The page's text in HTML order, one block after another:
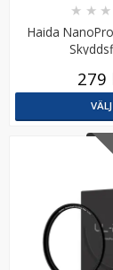
Slitstark
Haida
★ ★ ★
279
VÄLJ